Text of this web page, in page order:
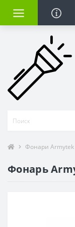
Фонари Armytek
Фонарь